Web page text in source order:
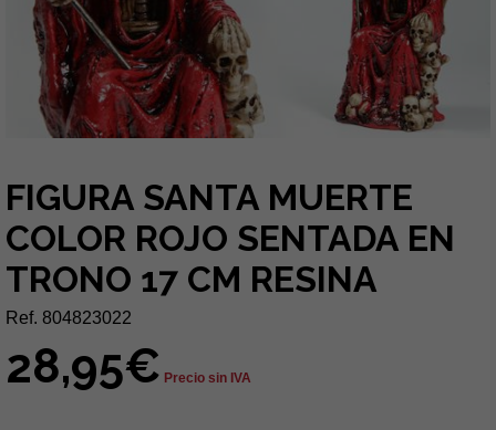
FIGURA SANTA MUERTE
COLOR ROJO SENTADA EN
TRONO 17 CM RESINA
Ref. 804823022
28,95€ Precio sin IVA